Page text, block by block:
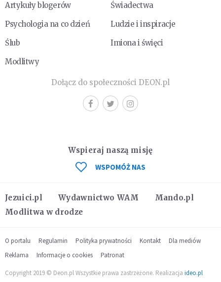
Artykuły blogerów
Świadectwa
Psychologia na co dzień
Ludzie i inspiracje
Ślub
Imiona i święci
Modlitwy
Dołącz do społeczności DEON.pl
Jezuici.pl Wydawnictwo WAM
Mando.pl
Modlitwa w drodze
Wspieraj naszą misję
WSPOMÓŻ NAS
O portalu Regulamin Polityka prywatności Kontakt
Dla mediów
Reklama
Informacje o cookies Patronat
Copyright 2019 © Deon.pl Wszystkie prawa zastrzeżone. Realizacja ideo.pl